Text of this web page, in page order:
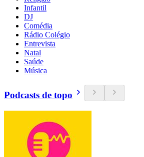
Infantil
DJ
Comédia
Rádio Colégio
Entrevista
Natal
Saúde
Música
Podcasts de topo